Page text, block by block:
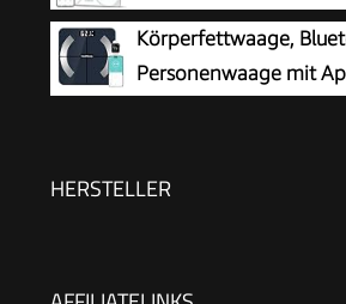
Weiß
Körperfettwaage,
Personenwaage mit
Skelettmuskel, Knochengewicht,
HERSTELLER